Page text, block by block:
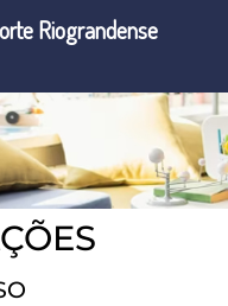
Riograndense